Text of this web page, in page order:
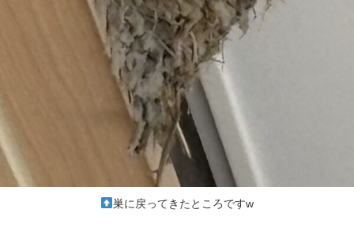
巣に戻ってきたところですw